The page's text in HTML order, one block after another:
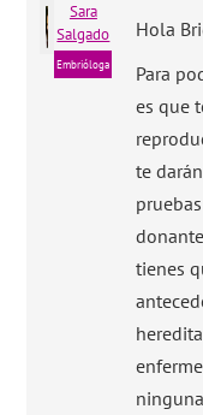
Sara
Salgado
Embrióloga
Hola
Para
es que
te
tienes